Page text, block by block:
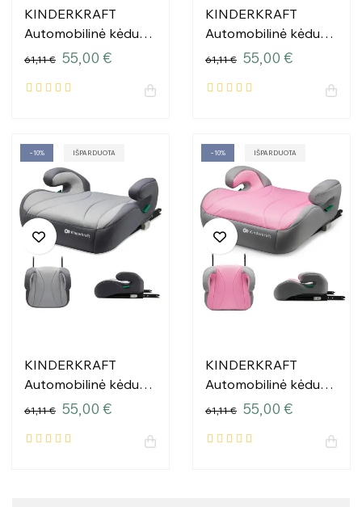
KINDERKRAFT
Automobilinė kėdutė
I-BOOST BLACK
61,11 € 55,00 €
KINDERKRAFT
Automobilinė kėdutė
I-BOOST GREEN
61,11 € 55,00 €
−10% IŠPARDUOTA
KINDERKRAFT
Automobilinė kėdutė
I-BOOST GREY
61,11 € 55,00 €
−10% IŠPARDUOTA
KINDERKRAFT
Automobilinė kėdutė
I-BOOST PINK
61,11 € 55,00 €